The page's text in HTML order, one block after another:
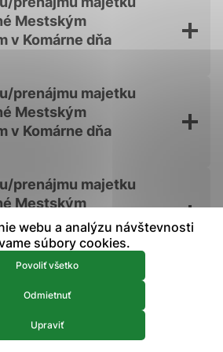
Mestským
v Komárne dňa
prenájmu majetku
Mestským
v Komárne dňa
prenájmu majetku
Mestským
v Komárne dňa
prenájmu majetku
Mestským
v Komárne dňa
webu a analýzu návštevnosti
súbory cookies.
Povoliť všetko
Odmietnuť
Upraviť
oblastiam webovej stránky. Bez
nemôže web správne fungovať.
prevádzkovateľovi stránok
stránok stránku používajú, aby
a ponúknuť im lepšiu
sa zbierajú anonymne a nie je
osobou.
Povoliť všetko
Uložiť nastavenia
Viac informácií